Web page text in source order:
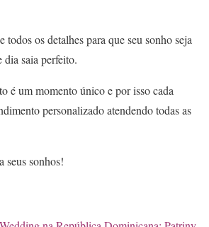
todos os detalhes para que seu sonho seja
dia saia perfeito.
é um momento único e por isso cada
personalizado atendendo todas as
sonhos!